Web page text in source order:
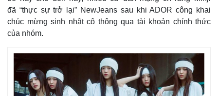
đã “thực sự trở lại” NewJeans sau khi ADOR công khai
chúc mừng sinh nhật cô thông qua tài khoản chính thức
của nhóm.